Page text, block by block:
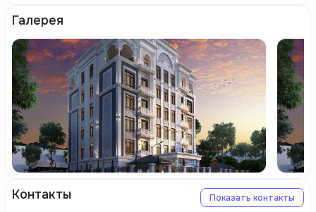
Галерея
Контакты Показать контакты